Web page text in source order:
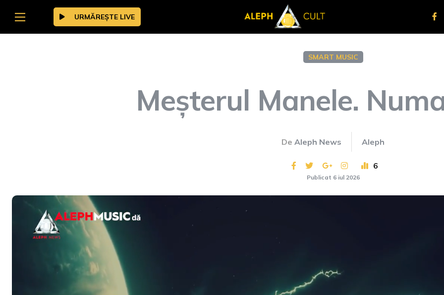
URMĂREȘTE LIVE
SMART MUSIC
Meșterul Manele.
De Aleph News Aleph
6
Publicat 6 iul 2026